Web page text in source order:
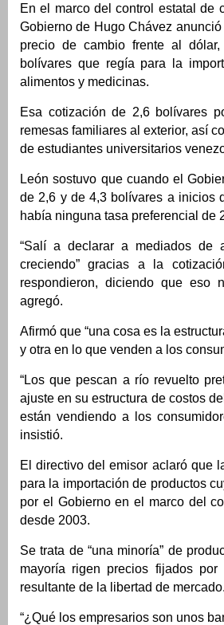
En el marco del control estatal de
Gobierno de Hugo Chávez
precio de cambio frente al
bolívares que regía para la
alimentos y medicinas.
Esa cotización de 2,6 bolívares
remesas familiares al exterior, así
de estudiantes universitarios
León sostuvo que cuando el
de 2,6 y de 4,3 bolívares a inicios
había ninguna tasa preferencial de
“Salí a declarar a mediados de
creciendo” gracias a la
respondieron, diciendo que eso
agregó.
Afirmó que “una cosa es la
y otra en lo que venden a los
“Los que pescan a río revuelto
ajuste en su estructura de costos
están vendiendo a los
insistió.
El directivo del emisor aclaró que
para la importación de productos
por el Gobierno en el marco del
desde 2003.
Se trata de “una minoría” de
mayoría rigen precios fijados
resultante de la libertad de mercado.
“¿Qué los empresarios son unos